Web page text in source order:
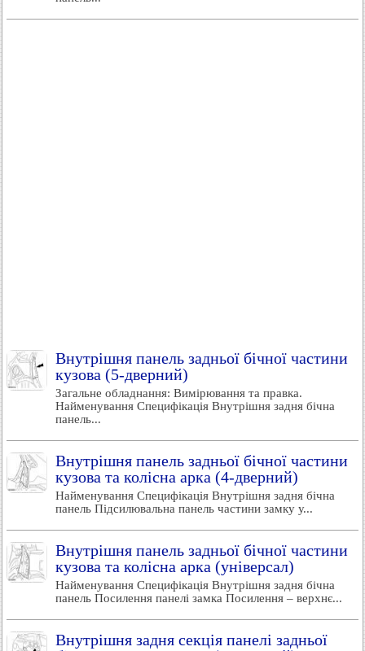
Внутрішня панель задньої бічної частини
кузова (5-дверний)
Загальне обладнання: Вимірювання та правка.
Найменування Специфікація Внутрішня задня бічна
панель...
Внутрішня панель задньої бічної частини
кузова та колісна арка (4-дверний)
Найменування Специфікація Внутрішня задня бічна
панель Підсилювальна панель частини замку у...
Внутрішня панель задньої бічної частини
кузова та колісна арка (універсал)
Найменування Специфікація Внутрішня задня бічна
панель Посилення панелі замка Посилення – верхнє...
Внутрішня задня секція панелі задньої